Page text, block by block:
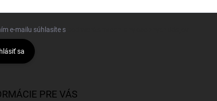
e-mailu súhlasíte s
sa
PRE VÁS